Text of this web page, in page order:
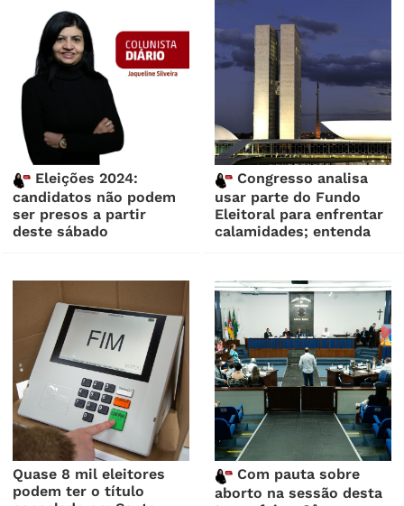
Eleições 2024:
candidatos não podem
ser presos a partir
deste sábado
Congresso analisa
usar parte do Fundo
Eleitoral para enfrentar
calamidades; entenda
Quase 8 mil eleitores
podem ter o título
Com pauta sobre
aborto na sessão desta